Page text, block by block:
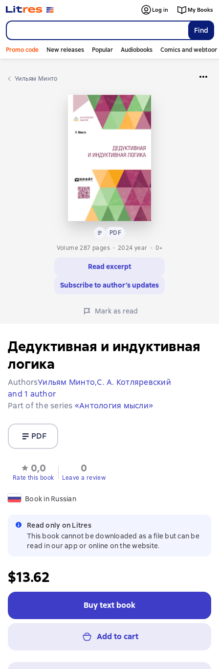
Find
Log in My Books
Promo code New releases Popular Audiobooks Comics and
Уильям Минто
Text PDF
PDF
Volume 287 pages
2024 year 0+
Read excerpt
Subscribe to author’s updates
Mark as read
Дедуктивная и индуктивная
логика
AuthorsУильям Минто,С. А. Котляревский
and 1 author
Part of the series «Антология мысли»
PDF
0,0
Rate this book
0
Leave a review
Book in Russian
Read only on Litres
This book cannot be downloaded as a file but can be
read in our app or online on the website.
$13.62
Buy text book
Add to cart